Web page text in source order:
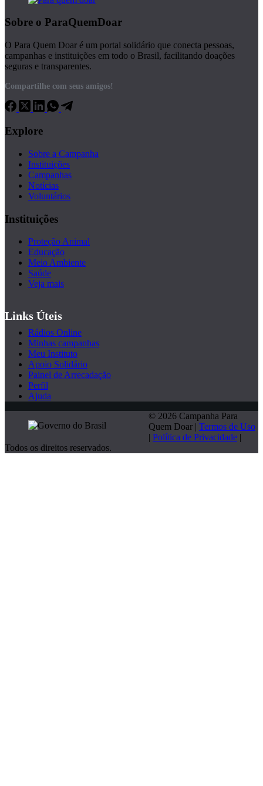
Sobre o ParaQuemDoar
O Para Quem Doar é um portal solidário que conecta pessoas,
campanhas e instituições em todo o Brasil, facilitando doações
seguras e transparentes.
Compartilhe com seus amigos!
Explore
Sobre a Campanha
Instituições
Campanhas
Notícias
Voluntários
Instituições
Proteção Animal
Educação
Meio Ambiente
Saúde
Veja mais
Links Úteis
Rádios Online
Minhas campanhas
Meu Instituto
Apoio Solidário
Painel de Arrecadação
Perfil
Ajuda
© 2026 Campanha Para
Quem Doar | Termos de Uso
| Política de Privacidade |
Todos os direitos reservados.